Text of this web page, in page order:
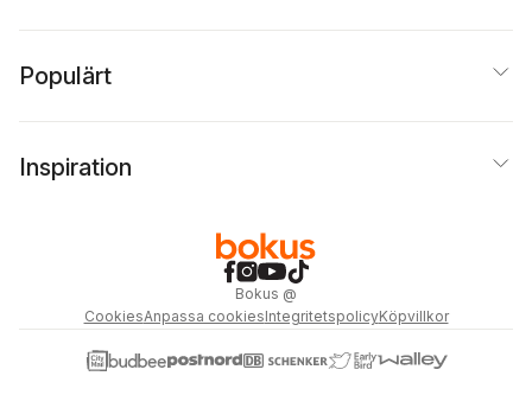
Populärt
Inspiration
Bokus @
CookiesAnpassa cookiesIntegritetspolicyKöpvillkor